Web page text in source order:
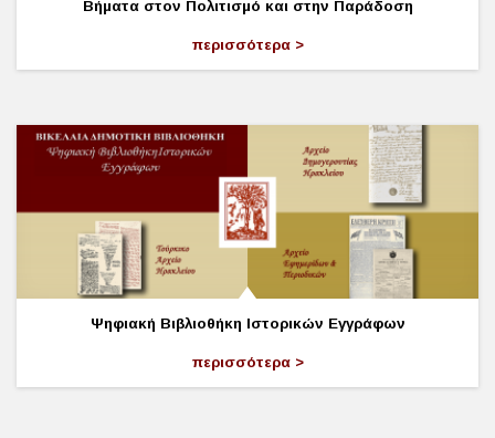
Βήματα στον Πολιτισμό και στην Παράδοση
περισσότερα
Ψηφιακή Βιβλιοθήκη Ιστορικών Εγγράφων
περισσότερα